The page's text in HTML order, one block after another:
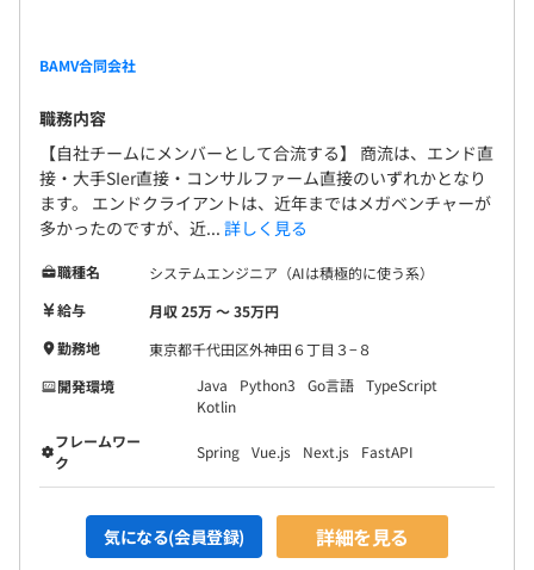
基本的に顧客側が用意します。MacかWindowsかは、顧客
側の都合によります。（ていうか、他のチームメンバーに
合わせるほうが楽）
弊社が貸与するマシンは基本的にありません。（リーダー
以上はsurfaceを配布／メタバース関連市場・技術の調査
チームはヘッドマウントディスプレイ配布）
アジャイル、スクラム、チケット駆動開発
社会保険完備（健康保険・厚生年金加入・雇用保険・労災
保険）
無期雇用
6カ月（待遇の変更はありません）
うな確率で起こり得ます。 もともと人月ビジネス構
マイナス影響もありません。 さらに、久々の≪技術
の革新期≫と言う事になります。 【ぶっちゃけ、こ
こ10年、あまり技術変わってない】 Docker等のコン
テナ技術、それを前提にしたマイクロサービス寄り
のアーキテクチャ、相性の良い技術（Go言語など）
これらの普及。 フロントとバックの分離から、フロ
ント側での処理が増え、ReactやVueと言ったフロン
トサイドのフレームワークの普及。 いずれも2015年
前後。 なんか新しい言われてますが、もう10年前
に流行ったものです。 これではさすがに差別化が効
きません。 これからは、AIに絡んだ様々な変化が起
きてくることになりますが、このような市場の方
が、我々は有利を取りやすいです。 1年先、2年先す
ら読めない時代になっていますが、常にアンテナを
立て、我々の【専門分野】と【組織力】を正しく運
用すれば、むしろ、いやだいぶチャンスかな...？
BAMV合同会社
職務内容
【自社チームにメンバーとして合流する】 商流は、エンド直
接・大手SIer直接・コンサルファーム直接のいずれかとなり
ます。 エンドクライアントは、近年まではメガベンチャーが
多かったのですが、近... 詳しく見る
職種名
システムエンジニア（AIは積極的に使う系）
給与
月収 25万 〜 35万円
勤務地
東京都千代田区外神田６丁目３−８
開発環境
Java Python3 Go言語 TypeScript
Kotlin
フレームワー
ク
Spring Vue.js Next.js FastAPI
気になる(会員登録) 詳細を見る